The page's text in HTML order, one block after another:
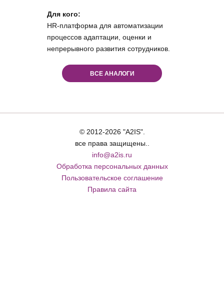
Для кого:
HR-платформа для автоматизации
процессов адаптации, оценки и
непрерывного развития сотрудников.
ВСЕ АНАЛОГИ
© 2012-2026 "A2IS".
все права защищены..
info@a2is.ru
Обработка персональных данных
Пользовательское соглашение
Правила сайта